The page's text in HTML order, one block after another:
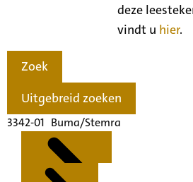
deze
vindt u hier.
Zoek
Uitgebreid zoeken
3342-01 Buma/Stemra